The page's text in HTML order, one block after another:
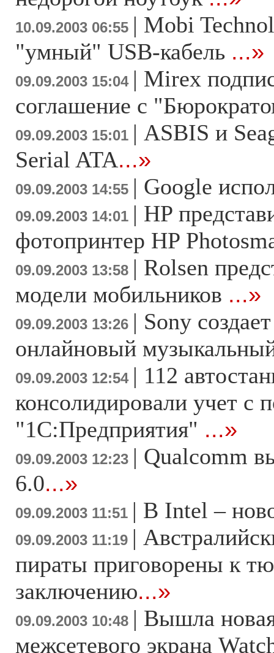
10.09.2003 06:55 | Mobi
"умный" USB-кабель ...»
09.09.2003 15:04 | Mirex
соглашение с
09.09.2003 15:01 | ASBIS и
Serial ATA...»
09.09.2003 14:55 | Google
09.09.2003 14:01 | HP
фотопринтер HP
09.09.2003 13:58 | Rolsen
модели мобильников ...»
09.09.2003 13:26 | Sony
онлайновый
09.09.2003 12:54 | 112
консолидировали учет с
"1C:Предприятия" ...»
09.09.2003 12:23 | Qualcomm
6.0...»
09.09.2003 11:51 | В Intel –
09.09.2003 11:19 |
пираты приговорены к
заключению...»
09.09.2003 10:48 | Вышла
межсетевого экрана